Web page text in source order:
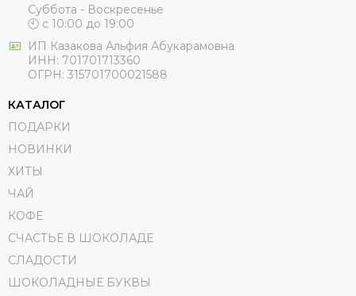
Суббота - Воскресенье
🕙 с 10:00 до 19:00
ИП Казакова Альфия Абукарамовна
ИНН: 701701713360
ОГРН: 315701700021588
КАТАЛОГ
ПОДАРКИ
НОВИНКИ
ХИТЫ
ЧАЙ
КОФЕ
СЧАСТЬЕ В ШОКОЛАДЕ
СЛАДОСТИ
ШОКОЛАДНЫЕ БУКВЫ